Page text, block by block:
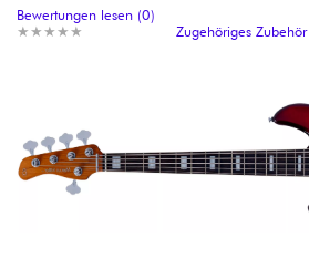
Verstärker & Effekte
Synths & samplers
★ ★ ★ ★ ★
★ ★ ★ ★ ★
Bewertungen lesen (0)
Zugehöriges Zubehör